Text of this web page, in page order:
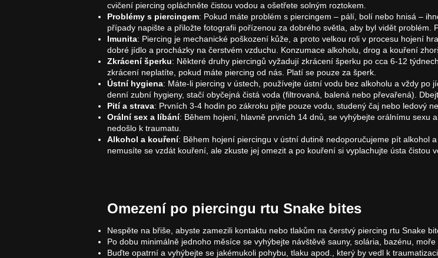
cvičení piercing opláchněte čistou vodou a ošetřete solným roztokem.
Problémy s piercingem: Pokud máte problém s piercingem – pálí, bolí nebo hnisá –
případy napište a přiložte fotografii pořízenou za dobrého světla, aby byl vidět problém.
Imunita: Piercing je mechanické poškození kůže, a proto velkou roli v procesu hojení
dobré jídlo a procházky na čerstvém vzduchu. Konzumace alkoholu, drog a kouření
Zkrácení šperku: Některé druhy piercingů vyžadují zkrácení šperku po cca 6-12
zkrácení neplatíte, pokud máte piercing od nás. Platí se pouze za šperk.
Ústní hygiena: Máte-li piercing v ústech, používejte ústní vodu bez alkoholu a vždy
denní zubní hygieny, stačí obyčejná čistá voda (filtrovaná, balená nebo převařená).
Pití a strava: Prvních 3-4 hodin po zákroku pijte pouze vodu, studený čaj nebo ledový
Orální sex a líbání: Během hojení, hlavně prvních 14 dnů, se vyhýbejte orálnímu sexu
nedošlo k traumatu.
Alkohol a kouření: Během hojení piercingu v ústní dutině nedoporučujeme pít alkohol
nemusíte se vzdát kouření, ale zkuste jej omezit a po kouření si vyplachujte ústa čistou
Omezení po piercingu rtu Snake bites
Nespěte na břiše, abyste zamezili kontaktu nebo tlakům na čerstvý piercing rtu Snake
Po dobu minimálně jednoho měsíce se vyhýbejte návštěvě sauny, solária, bazénu,
Buďte opatrní a vyhýbejte se jakémukoli pohybu, tlaku apod., který by vedl k